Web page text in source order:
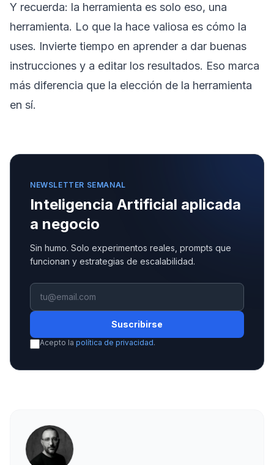
Y recuerda: la herramienta es solo eso, una
herramienta. Lo que la hace valiosa es cómo la
uses. Invierte tiempo en aprender a dar buenas
instrucciones y a editar los resultados. Eso marca
más diferencia que la elección de la herramienta
en sí.
NEWSLETTER SEMANAL
Inteligencia Artificial aplicada
a negocio
Sin humo. Solo experimentos reales, prompts que
funcionan y estrategias de escalabilidad.
Suscribirse
Acepto la política de privacidad.